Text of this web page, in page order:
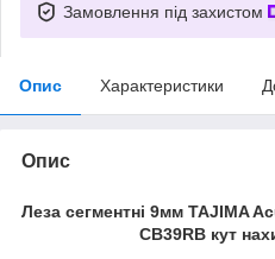
Замовлення під захистом
Опис Характеристики
Опис
Леза сегментні 9мм TAJIMA
CB39RB кут